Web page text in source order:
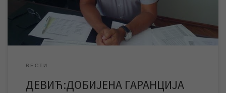
прераду питке воде за град Зрењанин. Последња […]
ВЕСТИ
ДЕВИЋ:ДОБИЈЕНА ГАРАНЦИЈА